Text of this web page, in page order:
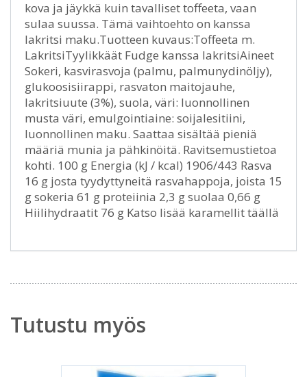
kova ja jäykkä kuin tavalliset toffeeta, vaan
sulaa suussa. Tämä vaihtoehto on kanssa
lakritsi maku.Tuotteen kuvaus:Toffeeta m.
LakritsiTyylikkäät Fudge kanssa lakritsiAineet
Sokeri, kasvirasvoja (palmu, palmunydinöljy),
glukoosisiirappi, rasvaton maitojauhe,
lakritsiuute (3%), suola, väri: luonnollinen
musta väri, emulgointiaine: soijalesitiini,
luonnollinen maku. Saattaa sisältää pieniä
määriä munia ja pähkinöitä. Ravitsemustietoa
kohti. 100 g Energia (kJ / kcal) 1906/443 Rasva
16 g josta tyydyttyneitä rasvahappoja, joista 15
g sokeria 61 g proteiinia 2,3 g suolaa 0,66 g
Hiilihydraatit 76 g Katso lisää karamellit täällä
Tutustu myös